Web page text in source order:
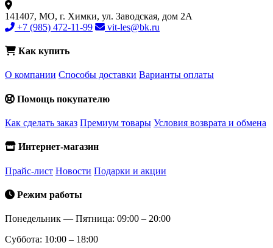
141407, МО, г. Химки, ул. Заводская, дом 2А
+7 (985) 472-11-99
vit-les@bk.ru
Как купить
О компании Способы доставки Варианты оплаты
Помощь покупателю
Как сделать заказ Премиум товары Условия возврата и обмена
Интернет-магазин
Прайс-лист Новости Подарки и акции
Режим работы
Понедельник — Пятница: 09:00 – 20:00
Суббота: 10:00 – 18:00